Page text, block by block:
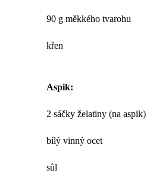
90 g měkkého tvarohu
křen
Aspik:
2 sáčky želatiny (na aspik)
bílý vinný ocet
sůl